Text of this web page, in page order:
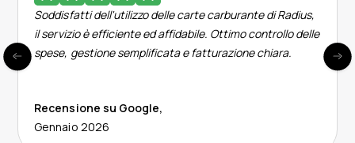
Soddisfatti dell'utilizzo delle carte carburante di Radius,
il servizio è efficiente ed affidabile. Ottimo controllo delle
spese, gestione semplificata e fatturazione chiara.
Recensione su Google,
Gennaio 2026